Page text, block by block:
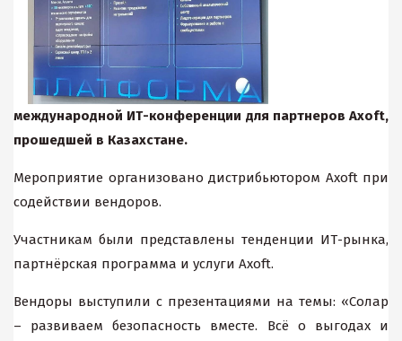
международной ИТ-конференции для партнеров Axoft,
прошедшей в Казахстане.
Мероприятие организовано дистрибьютором Axoft при
содействии вендоров.
Участникам были представлены тенденции ИТ-рынка,
партнёрская программа и услуги Axoft.
Вендоры выступили с презентациями на темы: «Солар
– развиваем безопасность вместе. Всё о выгодах и